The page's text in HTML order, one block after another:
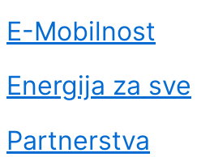
E-Mobilnost
Energija za sve
Partnerstva